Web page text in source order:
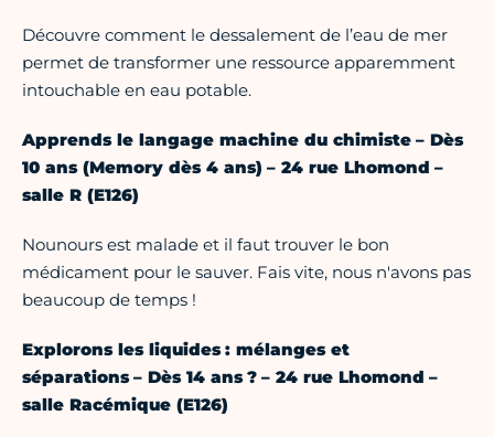
Découvre comment le dessalement de l’eau de mer
permet de transformer une ressource apparemment
intouchable en eau potable.
Apprends le langage machine du chimiste – Dès
10 ans (Memory dès 4 ans) – 24 rue Lhomond –
salle R (E126)
Nounours est malade et il faut trouver le bon
médicament pour le sauver. Fais vite, nous n'avons pas
beaucoup de temps !
Explorons les liquides : mélanges et
séparations – Dès 14 ans ? – 24 rue Lhomond –
salle Racémique (E126)